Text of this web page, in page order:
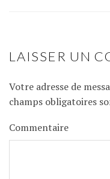
LAISSER UN
Votre adresse de
champs obligatoires
Commentaire